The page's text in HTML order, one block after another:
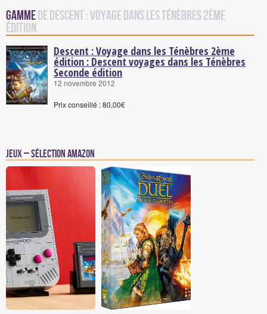
Gammede Descent : Voyage dans les Ténèbres 2ème
édition
Descent : Voyage dans les Ténèbres 2ème
édition : Descent voyages dans les Ténèbres
Seconde édition
12 novembre 2012
Prix conseillé : 80,00€
Jeux – Sélection Amazon